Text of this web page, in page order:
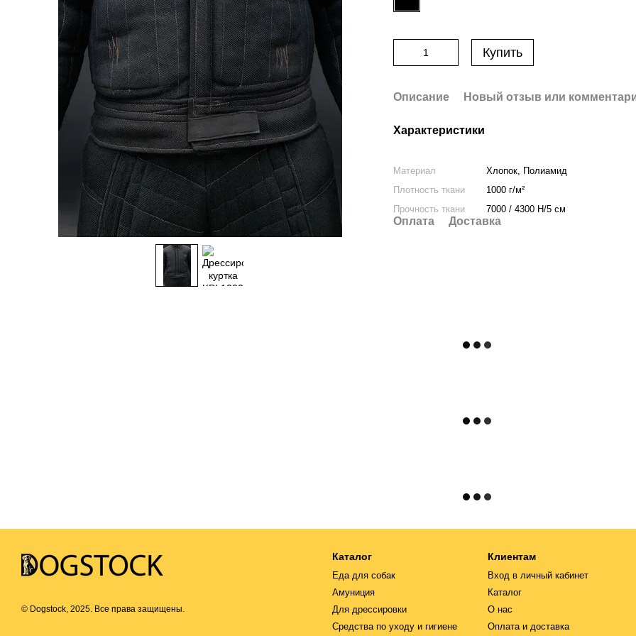
Купить
Описание Новый отзыв или
Характеристики
Материал
Хлопок, Полиамид
Плотность ткани
1000 г/м²
Прочность ткани
7000 / 4300 Н/5 см
Оплата Доставка
© Dogstock, 2025. Все права защищены.
Каталог
Еда для собак
Амуниция
Для дрессировки
Средства по уходу и гигиене
Клиентам
Вход в личный кабинет
Каталог
О нас
Оплата и доставка